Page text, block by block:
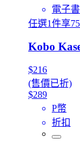
電子書
任選1件享
Kobo
$216
(售價已折)
$289
P幣
折扣